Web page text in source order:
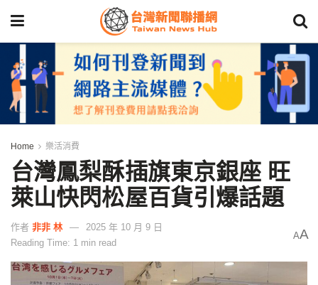
Home 樂活消費
台灣鳳梨酥插旗東京銀座 旺
萊山快閃松屋百貨引爆話題
作者 非非 林
2025 年 10 月 9 日
Reading Time: 1 min read
AA